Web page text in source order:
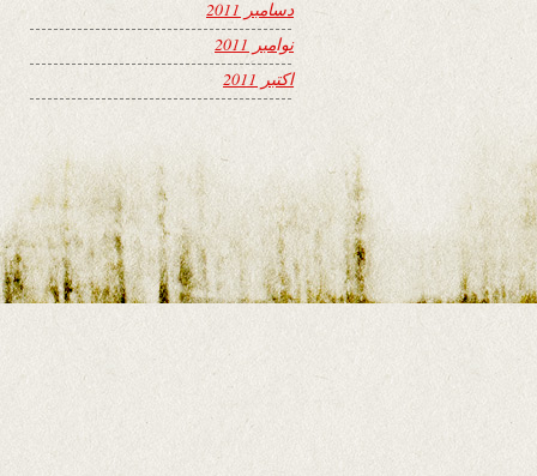
دسامبر 2011
نوامبر 2011
اکتبر 2011